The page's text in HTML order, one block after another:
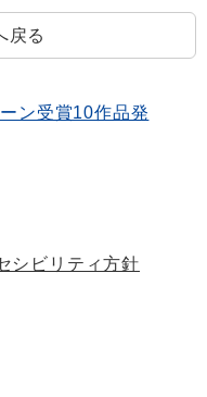
戻る
ン受賞10作品発
シビリティ方針